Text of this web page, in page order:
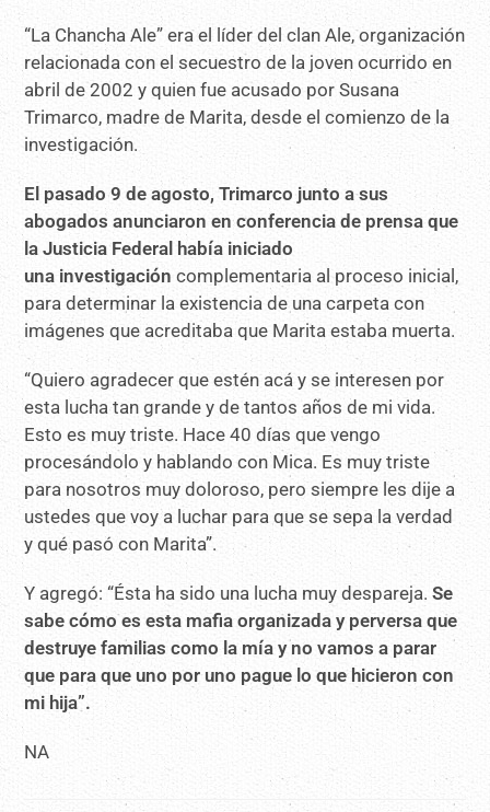
“La Chancha Ale” era el líder del clan Ale, organización
relacionada con el secuestro de la joven ocurrido en
abril de 2002 y quien fue acusado por Susana
Trimarco, madre de Marita, desde el comienzo de la
investigación.
El pasado 9 de agosto, Trimarco junto a sus
abogados anunciaron en conferencia de prensa que
la Justicia Federal había iniciado
una investigacióncomplementaria al proceso inicial,
para determinar la existencia de una carpeta con
imágenes que acreditaba que Marita estaba muerta.
“Quiero agradecer que estén acá y se interesen por
esta lucha tan grande y de tantos años de mi vida.
Esto es muy triste. Hace 40 días que vengo
procesándolo y hablando con Mica. Es muy triste
para nosotros muy doloroso, pero siempre les dije a
ustedes que voy a luchar para que se sepa la verdad
y qué pasó con Marita”.
Y agregó: “Ésta ha sido una lucha muy despareja.Se
sabe cómo es esta mafia organizada y perversa que
destruye familias como la mía y no vamos a parar
que para que uno por uno pague lo que hicieron con
mi hija”.
NA